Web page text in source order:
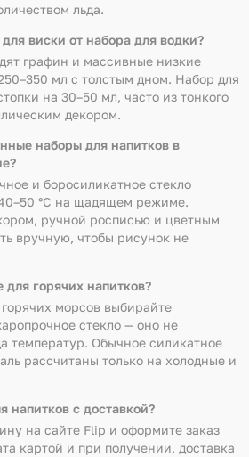
льда.
виски от набора для водки?
графин и массивные низкие
мл с толстым дном. Набор для
на 30–50 мл, часто из тонкого
декором.
наборы для напитков в
и боросиликатное стекло
°C на щадящем режиме.
ручной росписью и цветным
вручную, чтобы рисунок не
горячих напитков?
морсов выбирайте
стекло — оно не
температур. Обычное силикатное
рассчитаны только на холодные и
напитков с доставкой?
на сайте Flip и оформите заказ
картой и при получении, доставка